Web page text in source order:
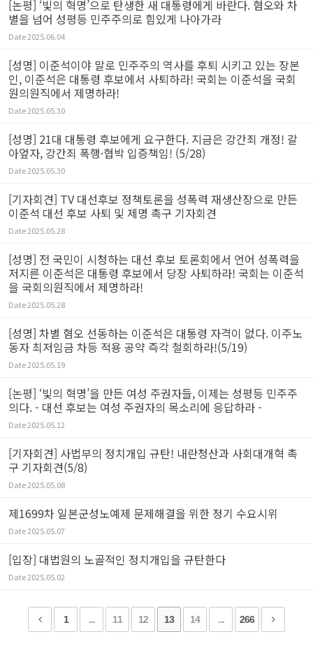
[논평] ‘빛의 혁명’으로 탄생한 새 대통령에게 바란다. 혐오와 차
별을 넘어 성평등 민주주의로 힘있게 나아가라
Date2025.06.04
[성명] 이준석이야 말로 민주주의 역사를 후퇴 시키고 있는 장본
인, 이준석은 대통령 후보에서 사퇴하라! 국회는 이준석을 국회
원의원직에서 제명하라!
Date2025.05.30
[성명] 21대 대통령 후보에게 요구한다. 지금은 강간죄 개정! 갈
아엎자, 강간죄 폭행·협박 입증책임! (5/28)
Date2025.05.30
[기자회견] TV 대선후보 정책토론을 성폭력 재생산장으로 만든
이준석 대선 후보 사퇴 및 제명 촉구 기자회견
Date2025.05.28
[성명] 전 국민이 시청하는 대선 후보 토론회에서 언어 성폭력을
저지른 이준석은 대통령 후보에서 당장 사퇴하라! 국회는 이준석
을 국회의원직에서 제명하라!
Date2025.05.28
[성명] 차별 혐오 선동하는 이준석은 대통령 자격이 없다. 이주노
동자 최저임금 차등 적용 공약 즉각 철회하라!(5/19)
Date2025.05.19
[논평] ‘빛의 혁명’을 만든 여성 주권자들, 이제는 성평등 민주주
의다. - 대선 후보는 여성 주권자의 목소리에 응답하라 -
Date2025.05.12
[기자회견] 사법부의 정치개입 규탄! 내란청산과 사회대개혁 촉
구 기자회견(5/8)
Date2025.05.08
제1699차 일본군성노예제 문제해결을 위한 정기 수요시위
Date2025.05.07
[입장] 대법원의 노골적인 정치개입을 규탄한다
Date2025.05.02
1 ... 11 12 13 14 ... 266